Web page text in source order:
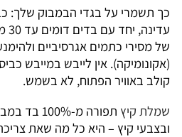
כך תשמרי על בגדי הבמבוק שלך:
של מסירי כתמים אגרסיביים
(אקונומיקה). אין לייבש במייבש
קולב באוויר הפתוח, לא בשמש.
שמלת קיץ
תפורה מ-
ובצבעי קיץ – היא כל מה שאת